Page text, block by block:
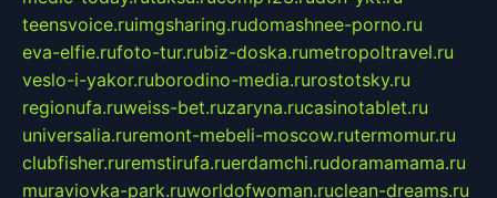
teensvoice.ruimgsharing.rudomashnee-porno.ru
eva-elfie.rufoto-tur.rubiz-doska.rumetropoltravel.ru
veslo-i-yakor.ruborodino-media.rurostotsky.ru
regionufa.ruweiss-bet.ruzaryna.rucasinotablet.ru
universalia.ruremont-mebeli-moscow.rutermomur.ru
clubfisher.ruremstirufa.ruerdamchi.rudoramamama.ru
muraviovka-park.ruworldofwoman.ruclean-dreams.ru